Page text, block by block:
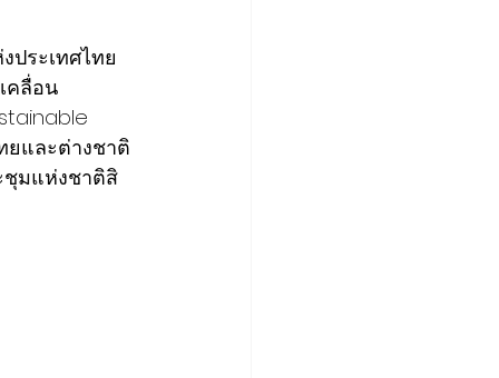
ระเทศไทย
คลื่อน
ยและต่างชาติ
ชุมแห่งชาติสิ